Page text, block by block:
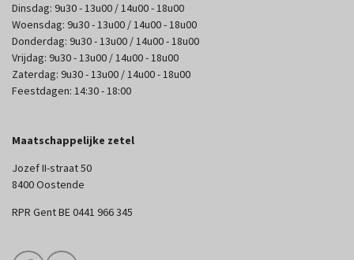
Dinsdag: 9u30 - 13u00 / 14u00 - 18u00
Woensdag: 9u30 - 13u00 / 14u00 - 18u00
Donderdag: 9u30 - 13u00 / 14u00 - 18u00
Vrijdag: 9u30 - 13u00 / 14u00 - 18u00
Zaterdag: 9u30 - 13u00 / 14u00 - 18u00
Feestdagen: 14:30 - 18:00
Maatschappelijke zetel
Jozef II-straat 50
8400 Oostende
RPR Gent BE 0441 966 345